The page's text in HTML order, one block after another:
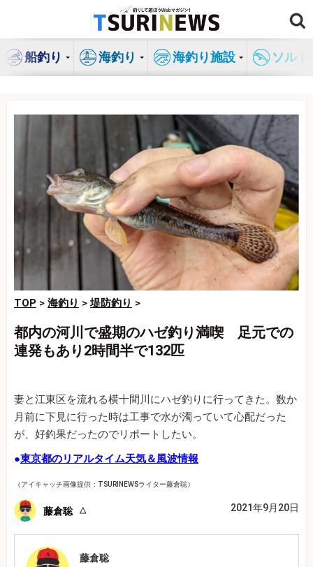
ン
船釣り 海釣り 海釣り施設 ソル
TOP > 海釣り >堤防釣り >
都内の河川で盛期のハゼ釣り満喫 足元での
連発もあり2時間半で132匹
妻と江東区を流れる横十間川にハゼ釣りに行ってきた。数か
月前に下見に行った時は工事で水が濁っていて心配だった
が、好釣果だったのでリポートしたい。
●東京都のリアルタイム天気＆風波情報
（アイキャッチ画像提供：TSURINEWSライター藤倉聡）
藤倉聡 2021年9月20日
藤倉聡